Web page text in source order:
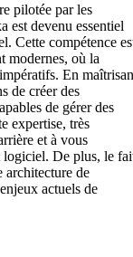
pilotée par les
est devenu essentiel
Cette compétence
modernes, où la
En
de créer des
de gérer des
expertise, très
et à vous
logiciel. De plus, le
architecture de
actuels de